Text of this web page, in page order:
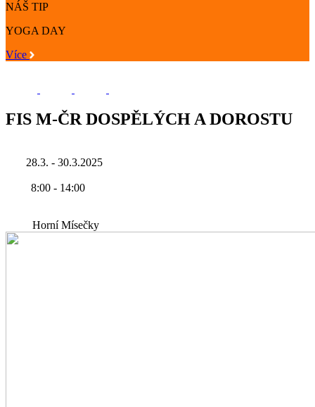
NÁŠ TIP
YOGA DAY
Více
FIS M-ČR DOSPĚLÝCH A DOROSTU
28.3. - 30.3.2025
8:00 - 14:00
Horní Mísečky